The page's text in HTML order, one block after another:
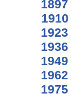
1897
1910
1923
1936
1949
1962
1975